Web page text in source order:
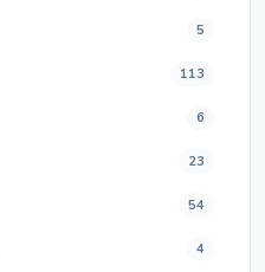
5
113
6
23
54
4